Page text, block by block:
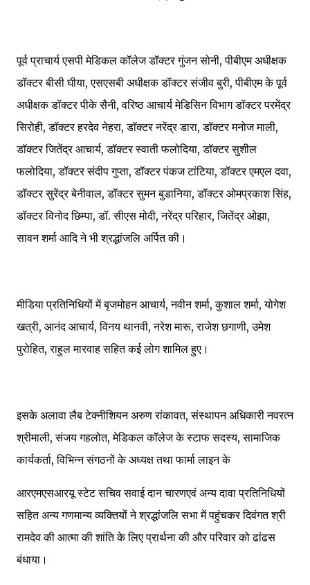
पूर्व प्राचार्य एसपी मेडिकल कॉलेज डॉक्टर गुंजन सोनी, पीबीएम अधीक्षक
डॉक्टर बीसी घीया, एसएसबी अधीक्षक डॉक्टर संजीव बुरी, पीबीएम के पूर्व
अधीक्षक डॉक्टर पीके सैनी, वरिष्ठ आचार्य मेडिसिन विभाग डॉक्टर परमेंद्र
सिरोही, डॉक्टर हरदेव नेहरा, डॉक्टर नरेंद्र डारा, डॉक्टर मनोज माली,
डॉक्टर जितेंद्र आचार्य, डॉक्टर स्वाती फलोदिया, डॉक्टर सुशील
फलोदिया, डॉक्टर संदीप गुप्ता, डॉक्टर पंकज टांटिया, डॉक्टर एमएल दवा,
डॉक्टर सुरेंद्र बेनीवाल, डॉक्टर सुमन बुडानिया, डॉक्टर ओमप्रकाश सिंह,
डॉक्टर विनोद छिम्पा, डॉ. सीएस मोदी, नरेंद्र परिहार, जितेंद्र ओझा,
सावन शर्मा आदि ने भी श्रद्धांजलि अर्पित की।
मीडिया प्रतिनिधियों में बृजमोहन आचार्य, नवीन शर्मा, कुशाल शर्मा, योगेश
खत्री, आनंद आचार्य, विनय थानवी, नरेश मारू, राजेश छगाणी, उमेश
पुरोहित, राहुल मारवाह सहित कई लोग शामिल हुए।
इसके अलावा लैब टेक्नीशियन अरुण रांकावत, संस्थापन अधिकारी नवरत्न
श्रीमाली, संजय गहलोत, मेडिकल कॉलेज के स्टाफ सदस्य, सामाजिक
कार्यकर्ता, विभिन्न संगठनों के अध्यक्ष तथा फार्मा लाइन के
आरएमएसआरयू स्टेट सचिव सवाई दान चारणएवं अन्य दावा प्रतिनिधियों
सहित अन्य गणमान्य व्यक्तियों ने श्रद्धांजलि सभा में पहुंचकर दिवंगत श्री
रामदेव की आत्मा की शांति के लिए प्रार्थना की और परिवार को ढांढस
बंधाया।